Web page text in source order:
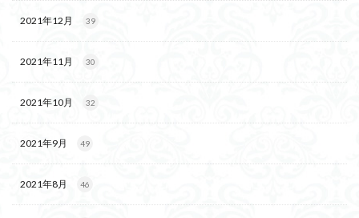
2021年12月 39
2021年11月 30
2021年10月 32
2021年9月 49
2021年8月 46